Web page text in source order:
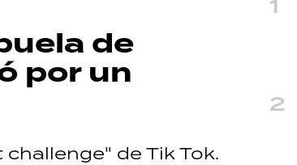
de
por un
de Tik Tok.